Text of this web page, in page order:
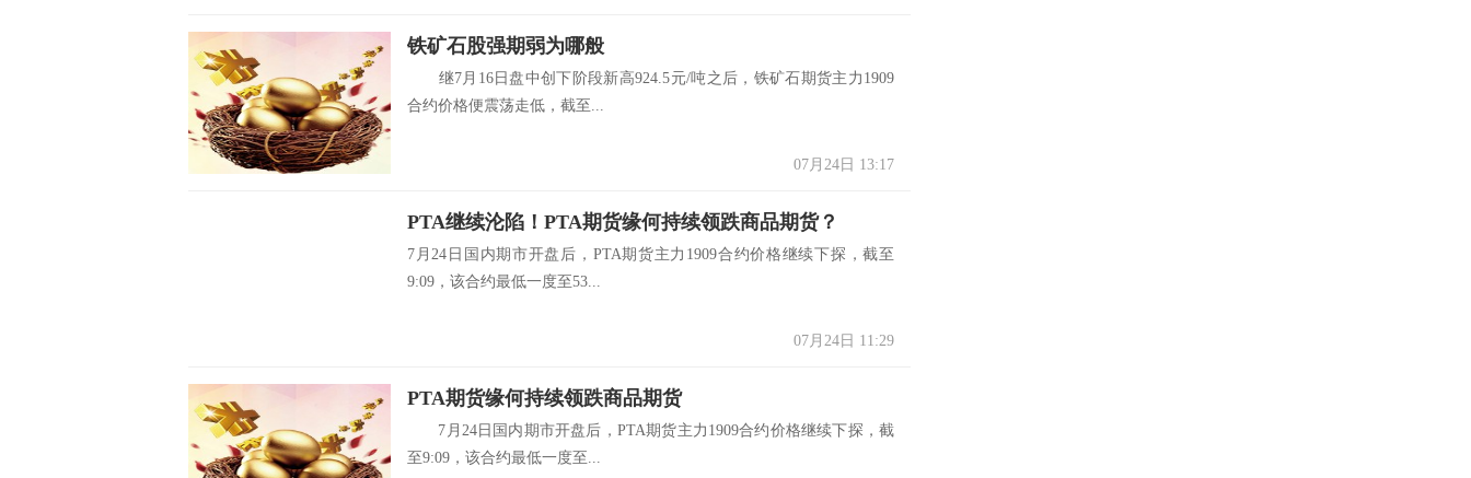
铁矿石股强期弱为哪般
继7月16日盘中创下阶段新高924.5元/吨之后，铁矿石期货主力1909
合约价格便震荡走低，截至...
07月24日 13:17
PTA继续沦陷！PTA期货缘何持续领跌商品期货？
7月24日国内期市开盘后，PTA期货主力1909合约价格继续下探，截至
9:09，该合约最低一度至53...
07月24日 11:29
PTA期货缘何持续领跌商品期货
7月24日国内期市开盘后，PTA期货主力1909合约价格继续下探，截
至9:09，该合约最低一度至...